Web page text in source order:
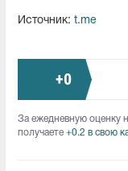
Источник: t.me
+0
За ежедневную оценку
получаете +0.2 в свою